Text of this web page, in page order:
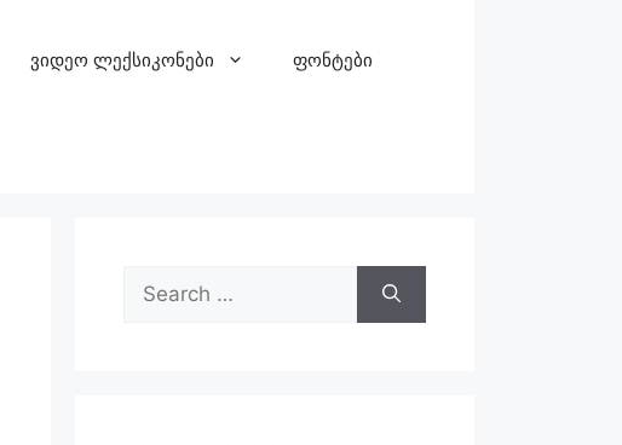
ვიდეო ლექსიკონები ფონტები